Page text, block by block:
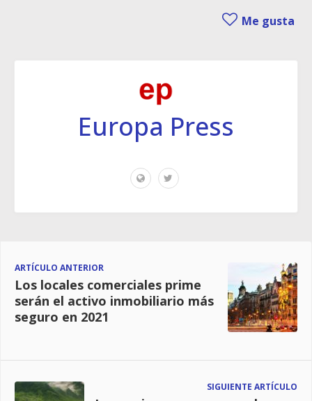
Me gusta
Europa Press
ARTÍCULO ANTERIOR
Los locales comerciales prime
serán el activo inmobiliario más
seguro en 2021
SIGUIENTE ARTÍCULO